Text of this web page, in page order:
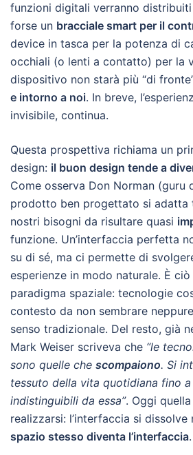
funzioni digitali verranno
forse un bracciale smart per il
device in tasca per la potenza di
occhiali (o lenti a contatto) per la
dispositivo non starà più “di
e intorno a noi. In breve,
invisibile, continua.
Questa prospettiva richiama un
design: il buon design tende a
Come osserva Don Norman (guru
prodotto ben progettato si adatta
nostri bisogni da risultare quasi
funzione. Un’interfaccia perfetta
su di sé, ma ci permette di
esperienze in modo naturale. È
paradigma spaziale: tecnologie
contesto da non sembrare
senso tradizionale. Del resto, già
Mark Weiser scriveva che “le
sono quelle che scompaiono. Si
tessuto della vita quotidiana fino
indistinguibili da essa”. Oggi
realizzarsi: l’interfaccia si dissolve
spazio stesso diventa l’interfaccia.